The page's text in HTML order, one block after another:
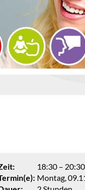
18:30 –
Montag,